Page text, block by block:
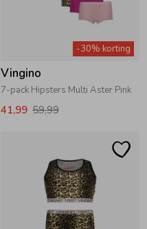
-30% korting
Vingino
7-pack Hipsters Multi Aster Pink
41,99 59,99